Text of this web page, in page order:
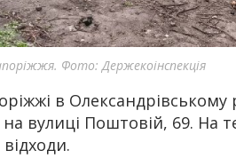
Фото: Держекоінспекція
в Олександрівському
вулиці Поштовій, 69. На